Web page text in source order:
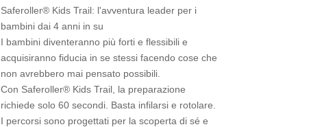
Saferoller® Kids Trail: l'avventura leader per i
bambini dai 4 anni in su
I bambini diventeranno più forti e flessibili e
acquisiranno fiducia in se stessi facendo cose che
non avrebbero mai pensato possibili.
Con Saferoller® Kids Trail, la preparazione
richiede solo 60 secondi. Basta infilarsi e rotolare.
I percorsi sono progettati per la scoperta di sé e